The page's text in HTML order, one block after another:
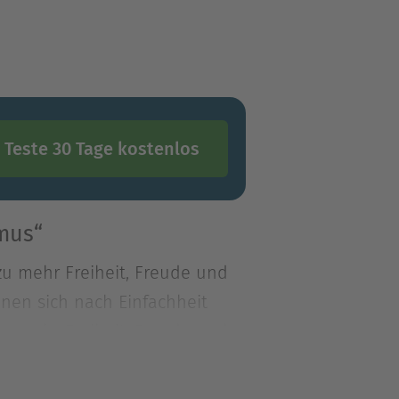
Teste 30 Tage kostenlos
mehr Freiheit, Freude und
sich nach Einfachheit
sich nach Einfachheit